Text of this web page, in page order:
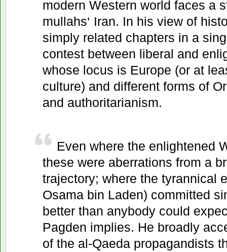
modern Western world faces a
mullahs‘ Iran. In his view of
simply related chapters in a
contest between liberal and
whose locus is Europe (or at
culture) and different forms of
and authoritarianism.
Even where the enlightened
these were aberrations from a
trajectory; where the tyrannical
Osama bin Laden) committed
better than anybody could
Pagden implies. He broadly
of the al-Qaeda propagandists